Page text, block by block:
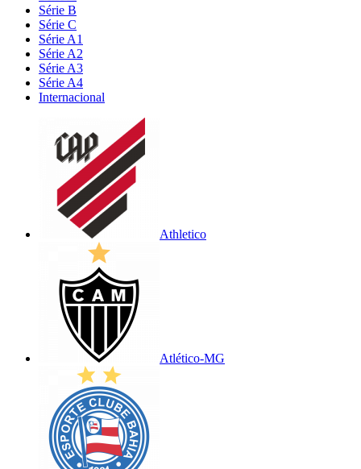
Série B
Série C
Série A1
Série A2
Série A3
Série A4
Internacional
Athletico
Atlético-MG